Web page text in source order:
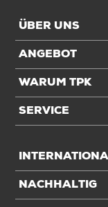
Für DIN-Format
Einheiten
Einheiten
Alle Angaben ohne
ÜBER UNS
ANGEBOT
WARUM TPK
SERVICE
NACHHALTIG